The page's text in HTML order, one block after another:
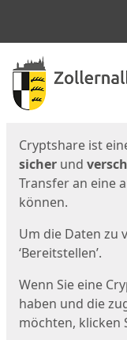
Start
Cryptshare ist
sicher und
Transfer an eine
können.
Um die Daten zu
‘Bereitstellen’.
Wenn Sie eine
haben und die
möchten, klicken